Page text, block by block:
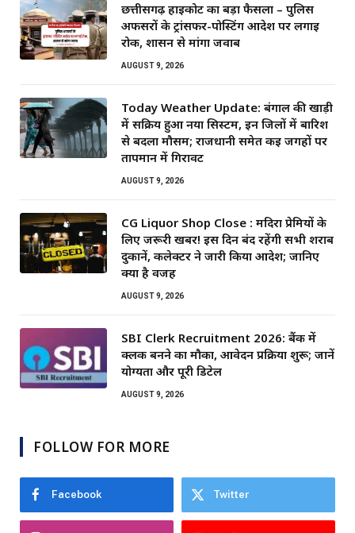
छत्तीसगढ़ हाईकोर्ट का बड़ा फैसला – पुलिस
अफसरों के ट्रांसफर-पोस्टिंग आदेश पर लगाई
रोक, शासन से मांगा जवाब
AUGUST 9, 2026
Today Weather Update: बंगाल की खाड़ी
में सक्रिय हुआ नया सिस्टम, इन जिलों में बारिश
से बदला मौसम; राजधानी समेत कई जगहों पर
तापमान में गिरावट
AUGUST 9, 2026
CG Liquor Shop Close : मदिरा प्रेमियों के
लिए जरूरी खबर! इस दिन बंद रहेंगी सभी शराब
दुकानें, कलेक्टर ने जारी किया आदेश; जानिए
क्या है वजह
AUGUST 9, 2026
SBI Clerk Recruitment 2026: बैंक में
क्लर्क बनने का मौका, आवेदन प्रक्रिया शुरू; जानें
योग्यता और पूरी डिटेल
AUGUST 9, 2026
FOLLOW FOR MORE
Facebook Twitter